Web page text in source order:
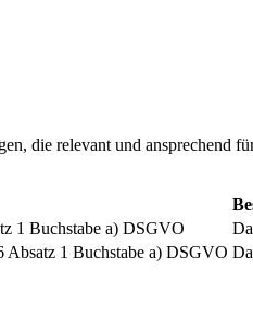
die relevant und ansprechend
1 Buchstabe a) DSGVO
Absatz 1 Buchstabe a) DSGVO